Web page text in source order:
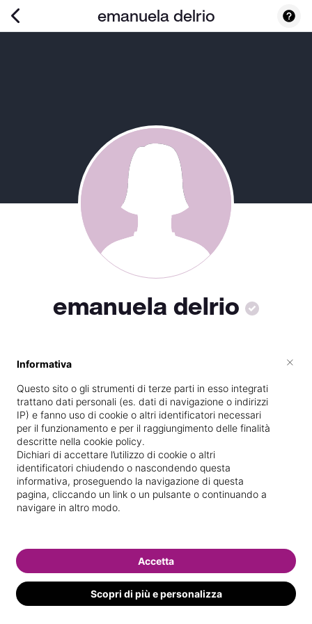
emanuela delrio
emanuela delrio
Specializzata inMassaggi del
benessere
Vedi le informazioni di emanuela
Informativa
Questo sito o gli strumenti di terze parti in esso integrati
trattano dati personali (es. dati di navigazione o indirizzi
IP) e fanno uso di cookie o altri identificatori necessari
per il funzionamento e per il raggiungimento delle finalità
descritte nella cookie policy.
Dichiari di accettare l’utilizzo di cookie o altri
identificatori chiudendo o nascondendo questa
informativa, proseguendo la navigazione di questa
pagina, cliccando un link o un pulsante o continuando a
navigare in altro modo.
Scopri di più e personalizza
Accetta
×